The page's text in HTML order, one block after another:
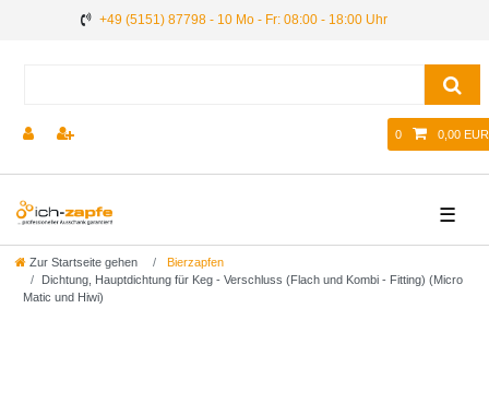
+49 (5151) 87798 - 10 Mo - Fr: 08:00 - 18:00 Uhr
0 0,00 EUR
☰
Zur Startseite gehen
Bierzapfen
Dichtung, Hauptdichtung für Keg - Verschluss (Flach und Kombi - Fitting) (Micro
Matic und Hiwi)